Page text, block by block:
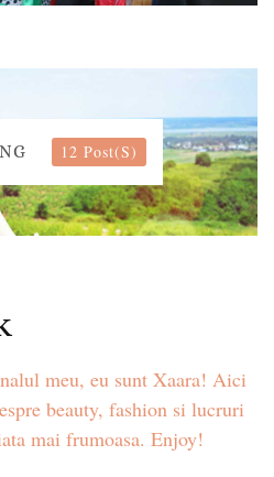
12 Post(s)
meu, eu sunt Xaara! Aici
beauty, fashion si lucruri
mai frumoasa. Enjoy!